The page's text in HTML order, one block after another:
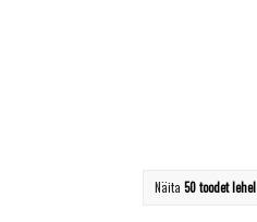
Näita50 toodet lehel